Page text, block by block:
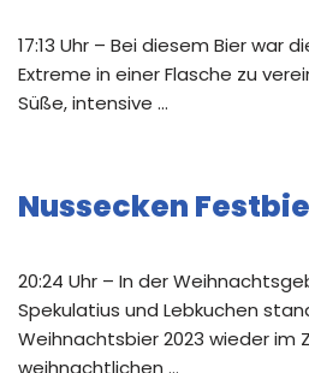
17:13 Uhr – Bei diesem Bier war
Extreme in einer Flasche zu
Süße, intensive …
Nussecken
20:24 Uhr – In der
Spekulatius und Lebkuchen
Weihnachtsbier 2023 wieder im
weihnachtlichen …